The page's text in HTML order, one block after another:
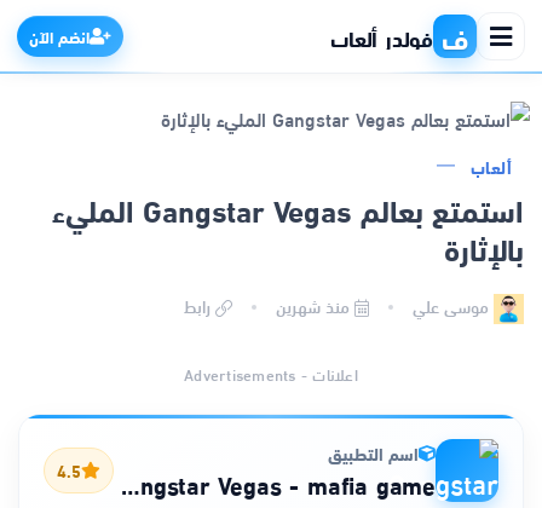
ف فولدر ألعاب انضم الآن
التطبيقات
الألعاب
ذكاء اصطناعي
ألعاب
استمتع بعالم Gangstar Vegas المليء
بالإثارة
موسى علي منذ شهرين رابط
اعلانات - Advertisements
اسم التطبيق
Gangstar Vegas - mafia game
4.5